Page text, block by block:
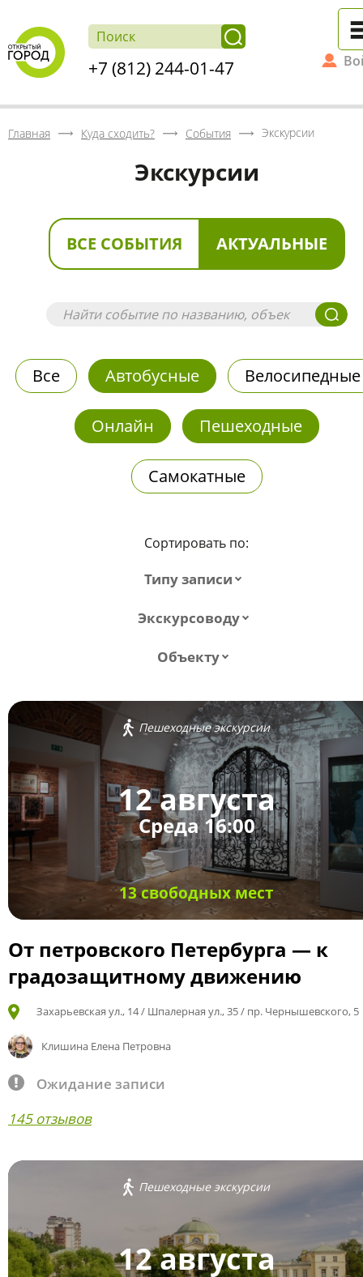
+7 (812) 244-01-47
Главная Куда сходить? События Экскурсии
Экскурсии
ВСЕ СОБЫТИЯ АКТУАЛЬНЫЕ
Все Автобусные Велосипедные
Онлайн Пешеходные
Самокатные
Сортировать по:
Типу записи
Экскурсоводу
Объекту
Пешеходные экскурсии
12 августа
Среда 16:00
13 свободных мест
От петровского Петербурга — к
градозащитному движению
Захарьевская ул., 14 / Шпалерная ул., 35 / пр. Чернышевского, 5
Клишина Елена Петровна
Ожидание записи
145 отзывов
Пешеходные экскурсии
12 августа